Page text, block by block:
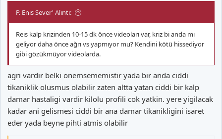
P. Enis Sever' Alıntı:
Reis kalp krizinden 10-15 dk önce videoları var, kriz bi anda mı
geliyor daha önce ağrı vs yapmıyor mu? Kendini kötü hissediyor
gibi gözükmüyor videolarda.
agri vardir belki onemsememistir yada bir anda ciddi
tikaniklik olusmus olabilir zaten altta yatan ciddi bir kalp
damar hastaligi vardir kilolu profili cok yatkin. yere yigilacak
kadar ani gelismesi ciddi bir ana damar tikanikligini isaret
eder yada beyne pihti atmis olabilir